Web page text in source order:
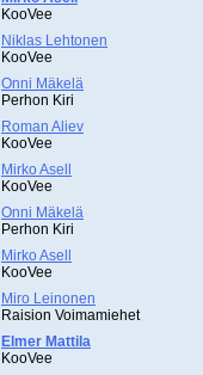
KooVee
Niklas Lehtonen
KooVee
Onni Mäkelä
Perhon Kiri
Roman Aliev
KooVee
Mirko Asell
KooVee
Onni Mäkelä
Perhon Kiri
Mirko Asell
KooVee
Miro Leinonen
Raision Voimamiehet
Elmer Mattila
KooVee